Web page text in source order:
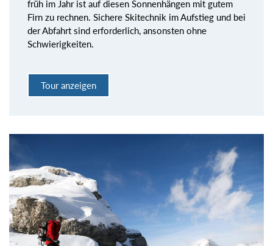
früh im Jahr ist auf diesen Sonnenhängen mit gutem
Firn zu rechnen. Sichere Skitechnik im Aufstieg und bei
der Abfahrt sind erforderlich, ansonsten ohne
Schwierigkeiten.
Tour anzeigen